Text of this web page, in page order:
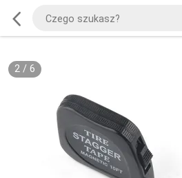
2/ 6